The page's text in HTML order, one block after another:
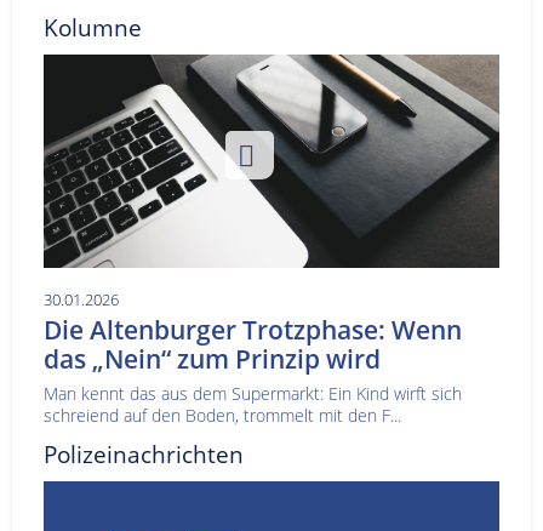
Kolumne
30.01.2026
Die Altenburger Trotzphase: Wenn
das „Nein“ zum Prinzip wird
Man kennt das aus dem Supermarkt: Ein Kind wirft sich
schreiend auf den Boden, trommelt mit den F...
Polizeinachrichten